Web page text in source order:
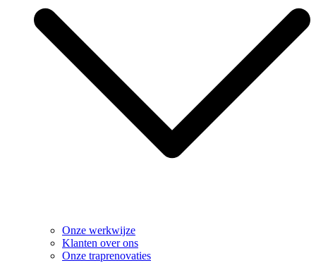
Onze werkwijze
Klanten over ons
Onze traprenovaties